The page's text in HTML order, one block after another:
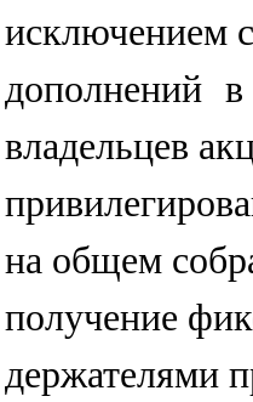
исключением
дополнений в
владельцев
на общем
получение
держателями